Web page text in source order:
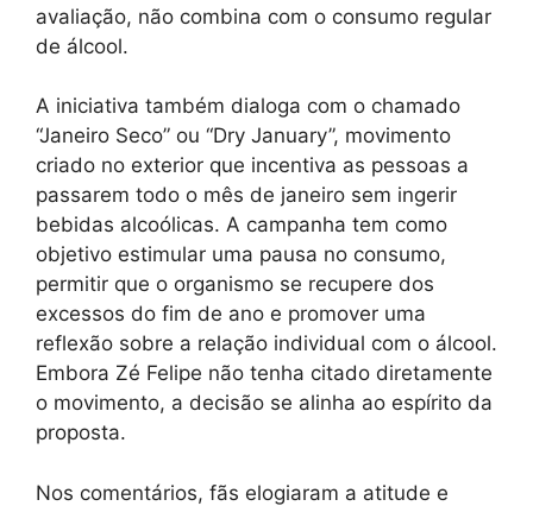
avaliação, não combina com o consumo regular
de álcool.
A iniciativa também dialoga com o chamado
“Janeiro Seco” ou “Dry January”, movimento
criado no exterior que incentiva as pessoas a
passarem todo o mês de janeiro sem ingerir
bebidas alcoólicas. A campanha tem como
objetivo estimular uma pausa no consumo,
permitir que o organismo se recupere dos
excessos do fim de ano e promover uma
reflexão sobre a relação individual com o álcool.
Embora Zé Felipe não tenha citado diretamente
o movimento, a decisão se alinha ao espírito da
proposta.
Nos comentários, fãs elogiaram a atitude e